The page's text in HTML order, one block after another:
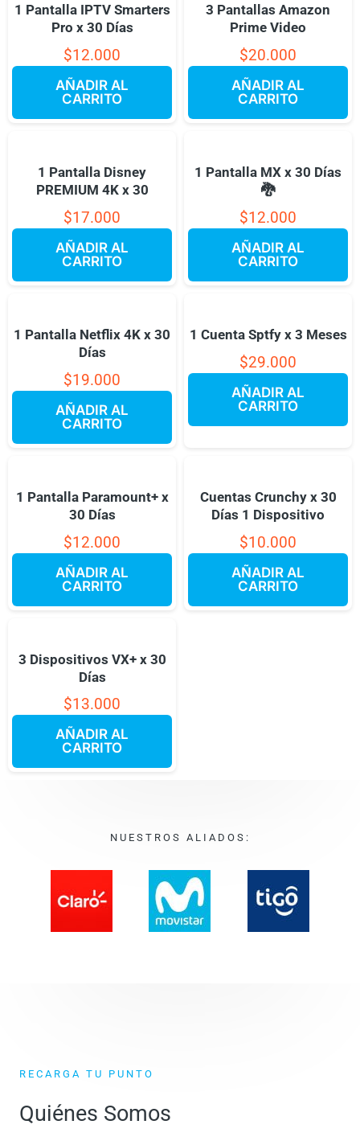
1 Pantalla IPTV Smarters
Pro x 30 Días
$12.000
AÑADIR AL
CARRITO
3 Pantallas Amazon
Prime Video
$20.000
AÑADIR AL
CARRITO
1 Pantalla Disney
PREMIUM 4K x 30
$17.000
AÑADIR AL
CARRITO
1 Pantalla MX x 30 Días
🐉
$12.000
AÑADIR AL
CARRITO
1 Pantalla Netflix 4K x 30
Días
$19.000
AÑADIR AL
CARRITO
1 Cuenta Sptfy x 3 Meses
$29.000
AÑADIR AL
CARRITO
1 Pantalla Paramount+ x
30 Días
$12.000
AÑADIR AL
CARRITO
Cuentas Crunchy x 30
Días 1 Dispositivo
$10.000
AÑADIR AL
CARRITO
3 Dispositivos VX+ x 30
Días
$13.000
AÑADIR AL
CARRITO
NUESTROS ALIADOS:
RECARGA TU PUNTO
Quiénes Somos